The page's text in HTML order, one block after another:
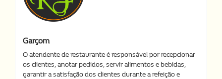
Garçom
O atendente de restaurante é responsável por recepcionar
os clientes, anotar pedidos, servir alimentos e bebidas,
garantir a satisfação dos clientes durante a refeição e